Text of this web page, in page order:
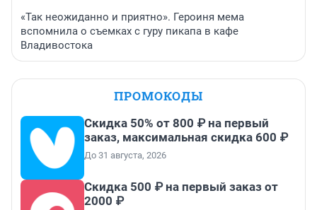
«Так неожиданно и приятно». Героиня мема
вспомнила о съемках с гуру пикапа в кафе
Владивостока
ПРОМОКОДЫ
Скидка 50% от 800 ₽ на первый
заказ, максимальная скидка 600 ₽
До 31 августа, 2026
Скидка 500 ₽ на первый заказ от
2000 ₽